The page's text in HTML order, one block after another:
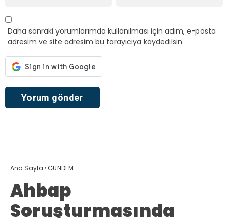
Daha sonraki yorumlarımda kullanılması için adım, e-posta
adresim ve site adresim bu tarayıcıya kaydedilsin.
Ana Sayfa ›GÜNDEM
Ahbap
Soruşturmasında